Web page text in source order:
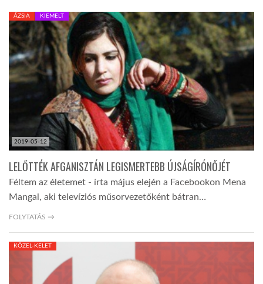
KÖZEL-KELET
AUSZTRÁLIA
A VILÁG ITTHON
GLOBOTV BP
2019-05-12
ÁZSIA KIEMELT
LELŐTTÉK AFGANISZTÁN LEGISMERTEBB ÚJSÁGÍRÓNŐJÉT
Féltem az életemet - írta május elején a Facebookon Mena
Mangal, aki televíziós műsorvezetőként bátran…
FOLYTATÁS →
KÖZEL-KELET